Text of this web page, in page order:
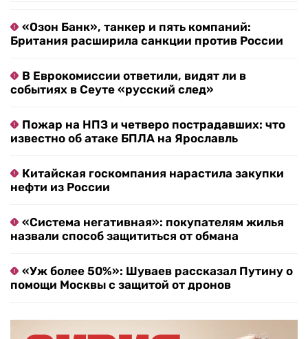
«Озон Банк», танкер и пять компаний:
Британия расширила санкции против России
В Еврокомиссии ответили, видят ли в
событиях в Сеуте «русский след»
Пожар на НПЗ и четверо пострадавших: что
известно об атаке БПЛА на Ярославль
Китайская госкомпания нарастила закупки
нефти из России
«Система негативная»: покупателям жилья
назвали способ защититься от обмана
«Уж более 50%»: Шуваев рассказал Путину о
помощи Москвы с защитой от дронов